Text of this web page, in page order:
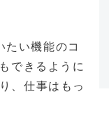
い機能のコ
できるように
、仕事はもっ